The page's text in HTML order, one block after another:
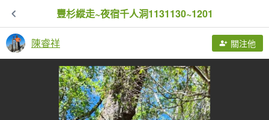
豐杉縱走~夜宿千人洞1131130~1201
陳睿祥 關注他